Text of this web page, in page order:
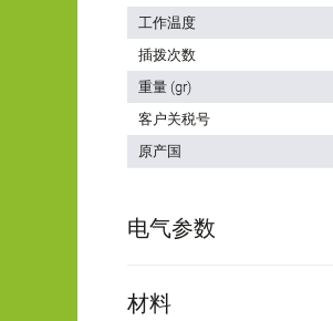
工作温度
插拨次数
重量 (gr)
客户关税号
原产国
电气参数
材料